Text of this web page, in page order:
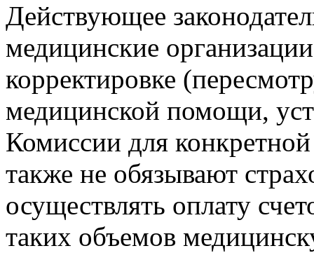
Действующее
медицинские
корректировке
медицинской помощи,
Комиссии для
также не обязывают
осуществлять оплату
таких объемов